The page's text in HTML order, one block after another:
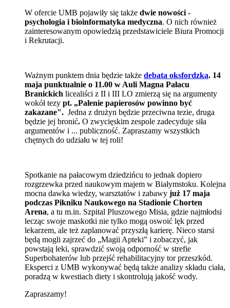
W ofercie UMB pojawiły się także dwie nowości -
psychologia i bioinformatyka medyczna. O nich również
zainteresowanym opowiedzią przedstawiciele Biura Promocji
i Rekrutacji.
Ważnym punktem dnia będzie także debata oksfordzka. 14
maja punktualnie o 11.00 w Auli Magna Pałacu
Branickich licealiści z II i III LO zmierzą się na argumenty
wokół tezy pt. „Palenie papierosów powinno być
zakazane". Jedna z drużyn będzie przeciwna tezie, druga
będzie jej bronić. O zwycięskim zespole zadecyduje siła
argumentów i ... publiczność. Zapraszamy wszystkich
chętnych do udziału w tej roli!
Spotkanie na pałacowym dziedzińcu to jednak dopiero
rozgrzewka przed naukowym majem w Białymstoku. Kolejna
mocna dawka wiedzy, warsztatów i zabawy już 17 maja
podczas Pikniku Naukowego na Stadionie Chorten
Arena, a tu m.in. Szpital Pluszowego Misia, gdzie najmłodsi
lecząc swoje maskotki nie tylko mogą oswoić lęk przed
lekarzem, ale też zaplanować przyszłą karierę. Nieco starsi
będą mogli zajrzeć do „Magii Apteki” i zobaczyć, jak
powstają leki, sprawdzić swoją odporność w strefie
Superbohaterów lub przejść rehabilitacyjny tor przeszkód.
Eksperci z UMB wykonywać będą także analizy składu ciała,
poradzą w kwestiach diety i skontrolują jakość wody.
Zapraszamy!